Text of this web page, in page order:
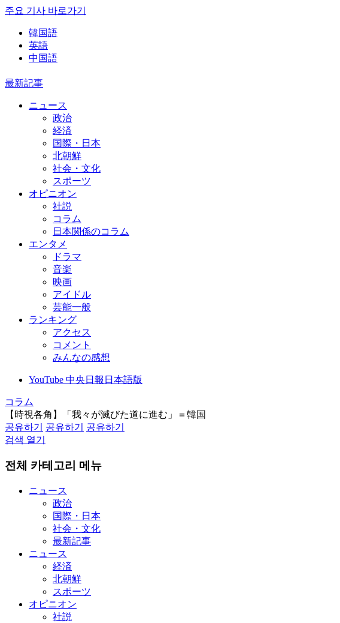
주요 기사 바로가기
韓国語
英語
中国語
最新記事
ニュース
政治
経済
国際・日本
北朝鮮
社会・文化
スポーツ
オピニオン
社説
コラム
日本関係のコラム
エンタメ
ドラマ
音楽
映画
アイドル
芸能一般
ランキング
アクセス
コメント
みんなの感想
YouTube 中央日報日本語版
コラム
【時視各角】「我々が滅びた道に進む」＝韓国
공유하기
공유하기
공유하기
검색 열기
전체 카테고리 메뉴
ニュース
政治
国際・日本
社会・文化
最新記事
ニュース
経済
北朝鮮
スポーツ
オピニオン
社説